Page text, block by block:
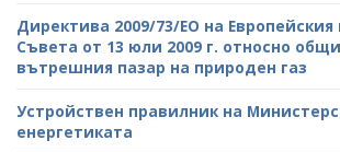
Директива 2009/73/ЕО на
Съвета от 13 юли 2009 г. относно
вътрешния пазар на природен газ
Устройствен правилник на
енергетиката